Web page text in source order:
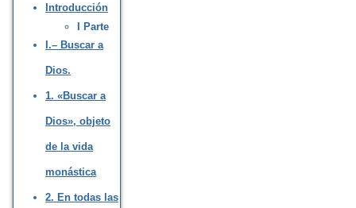
Introducción
I Parte
I.– Buscar a
Dios.
1. «Buscar a
Dios», objeto
de la vida
monástica
2. En todas las